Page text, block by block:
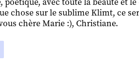
avec toute la beauté et
chose sur le sublime Klimt, ce
chère Marie :), Christiane.